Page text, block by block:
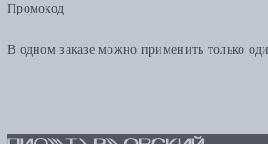
Промокод
В одном заказе можно применить только